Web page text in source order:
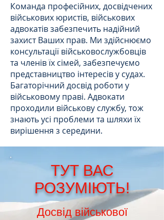
Команда професійних, досвідчених
військових юристів, військових
адвокатів забезпечить надійний
захист Ваших прав. Ми здійснюємо
консультації військовослужбовців
та членів їх сімей, забезпечуємо
представництво інтересів у судах.
Багаторічний досвід роботи у
військовому праві. Адвокати
проходили військову службу, тож
знають усі проблеми та шляхи їх
вирішення з середини.
ТУТ ВАС
РОЗУМІЮТЬ!
Досвід військової